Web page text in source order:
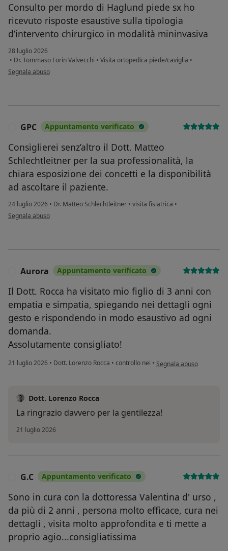
Consulto per mordo di Haglund piede sx ho
ricevuto risposte esaustive sulla tipologia
d’intervento chirurgico in modalità mininvasiva
28 luglio 2026
• Dr. Tommaso Forin Valvecchi • Visita ortopedica piede/caviglia •
secondo l'opinione dell'utente A.M.
Segnala abuso
GPC Appuntamento verificato
Consiglierei senz’altro il Dott. Matteo
Schlechtleitner per la sua professionalità, la
chiara esposizione dei concetti e la disponibilità
ad ascoltare il paziente.
24 luglio 2026 • Dr. Matteo Schlechtleitner • visita fisiatrica •
secondo l'opinione dell'utente GPC
Segnala abuso
Aurora Appuntamento verificato
Il Dott. Rocca ha visitato mio figlio di 3 anni con
empatia e simpatia, spiegando nei dettagli ogni
gesto e rispondendo in modo esaustivo ad ogni
domanda.
Assolutamente consigliato!
21 luglio 2026 • Dott. Lorenzo Rocca • controllo nei • secondo l'opinione
Segnala abuso
Dott. Lorenzo Rocca
La ringrazio davvero per la gentilezza!
21 luglio 2026
G.C Appuntamento verificato
Sono in cura con la dottoressa Valentina d' urso ,
da più di 2 anni , persona molto efficace, cura nei
dettagli , visita molto approfondita e ti mette a
proprio agio...consigliatissima